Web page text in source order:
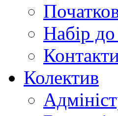
Набір
Колектив